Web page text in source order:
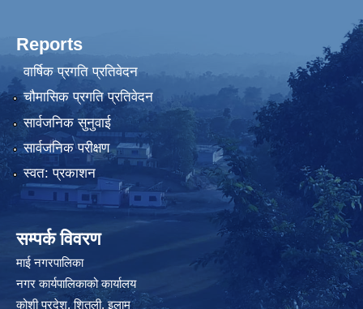
Reports
वार्षिक प्रगति प्रतिवेदन
चौमासिक प्रगति प्रतिवेदन
सार्वजनिक सुनुवाई
सार्वजनिक परीक्षण
स्वत: प्रकाशन
सम्पर्क विवरण
माई नगरपालिका
नगर कार्यपालिकाको कार्यालय
कोशी प्रदेश, शितली, इलाम